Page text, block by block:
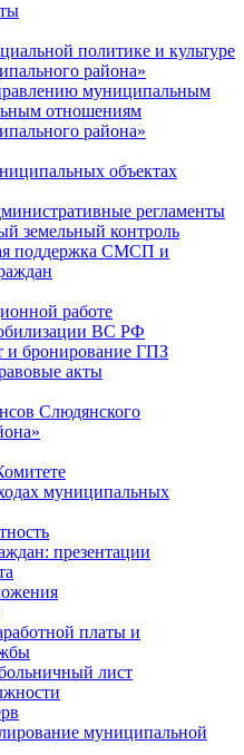
политике и культуре
района»
муниципальным
отношениям
района»
объектах
регламенты
земельный контроль
поддержка СМСП и
работе
ВС РФ
и бронирование ГПЗ
акты
Слюдянского
муниципальных
презентации
платы и
лист
муниципальной